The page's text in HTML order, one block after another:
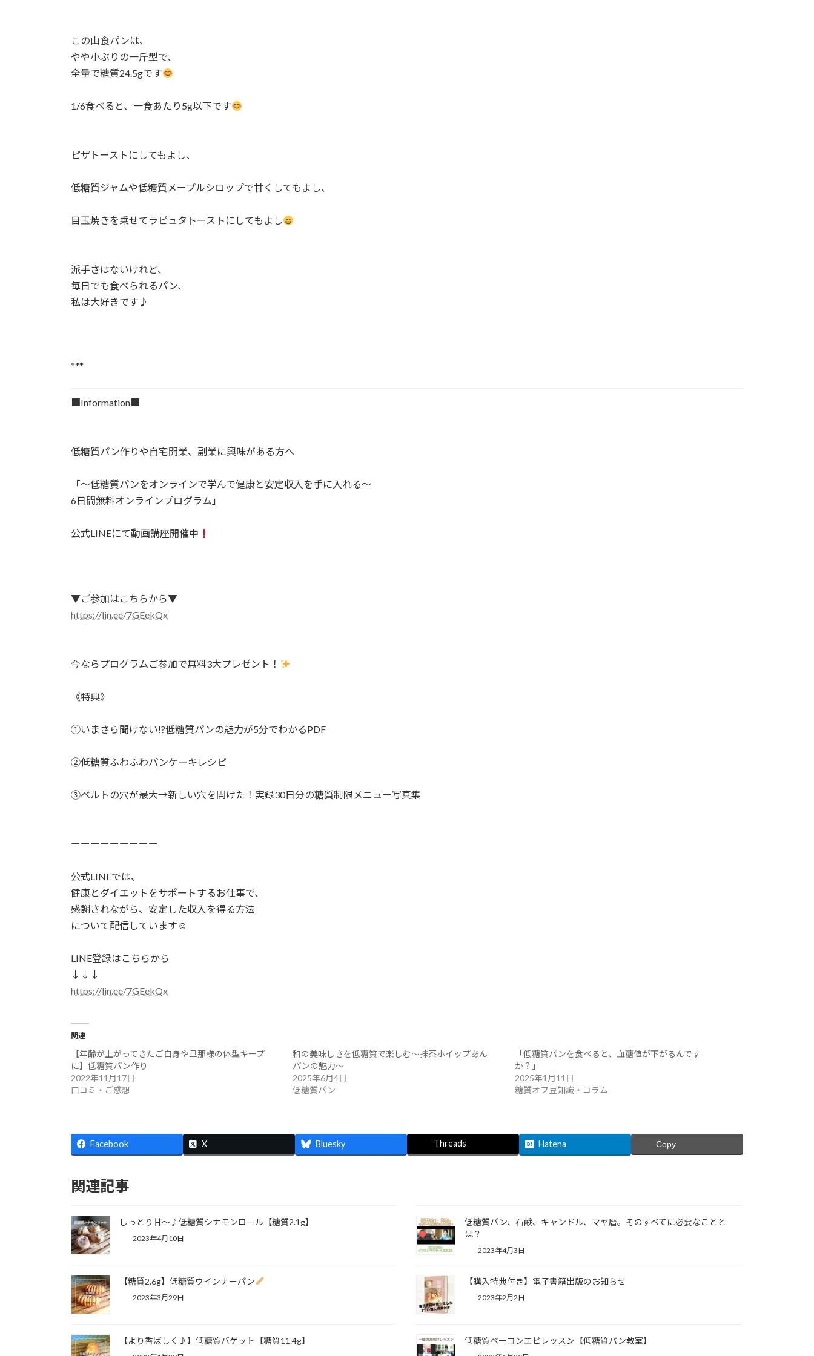
この山食パンは、⁡
やや小ぶりの一斤型で、⁡
全量で糖質24.5gです
1/6食べると、一食あたり5g以下です
ピザトーストにしてもよし、⁡
低糖質ジャムや低糖質メープルシロップで甘くしてもよし、⁡
目玉焼きを乗せてラピュタトーストにしてもよし
派手さはないけれど、⁡
毎日でも食べられるパン、⁡
私は大好きです♪⁡
***
■Information■⁡⁡
低糖質パン作りや自宅開業、副業に興味がある方へ
「～低糖質パンをオンラインで学んで健康と安定収入を手に入れる～⁡
6日間無料オンラインプログラム」⁡
公式LINEにて動画講座開催中
▼ご参加はこちらから▼⁡⁡
https://lin.ee/7GEekQx
今ならプログラムご参加で無料3大プレゼント！
《特典》⁡⁡
①いまさら聞けない!?低糖質パンの魅力が5分でわかるPDF
②低糖質ふわふわパンケーキレシピ⁡⁡
③ベルトの穴が最大→新しい穴を開けた！実録30日分の糖質制限メニュー写真集⁡⁡
ーーーーーーーーー⁡⁡
公式LINEでは、⁡⁡
健康とダイエットをサポートするお仕事で、⁡⁡
感謝されながら、安定した収入を得る方法⁡⁡
について配信しています☺⁡⁡
LINE登録はこちらから
↓↓↓⁡⁡
https://lin.ee/7GEekQx
関連
【年齢が上がってきたご自身や旦那様の体型キープ
に】低糖質パン作り
2022年11月17日
口コミ・ご感想
和の美味しさを低糖質で楽しむ〜抹茶ホイップあん
パンの魅力〜
2025年6月4日
低糖質パン
「低糖質パンを食べると、血糖値が下がるんです
か？」
2025年1月11日
糖質オフ豆知識・コラム
Facebook X Bluesky Threads Hatena Copy
関連記事
しっとり甘〜♪低糖質シナモンロール【糖質2.1g】⁡⁡
2023年4月10日
低糖質パン、石鹸、キャンドル、マヤ暦。そのすべてに必要なことと
は？
2023年4月3日
【糖質2.6g】⁡⁡低糖質ウインナーパン
2023年3月29日
【購入特典付き】電子書籍出版のお知らせ⁡
2023年2月2日
【より香ばしく♪】⁡低糖質バゲット【糖質11.4g】⁡ 低糖質ベーコンエピレッスン【低糖質パン教室】